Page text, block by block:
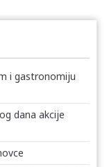
i gastronomiju
dana akcije